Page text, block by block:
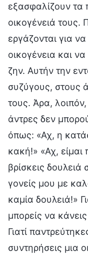
εξασφαλίζουν τα
οικογένειά τους.
εργάζονται για
οικογένεια και
ζην. Αυτήν την
συζύγους, στους
τους. Άρα,
άντρες δεν
όπως: «Αχ, η
κακή!» «Αχ,
βρίσκεις δουλειά
γονείς μου με
καμία δουλειά!»
μπορείς να
Γιατί
συντηρήσεις μια